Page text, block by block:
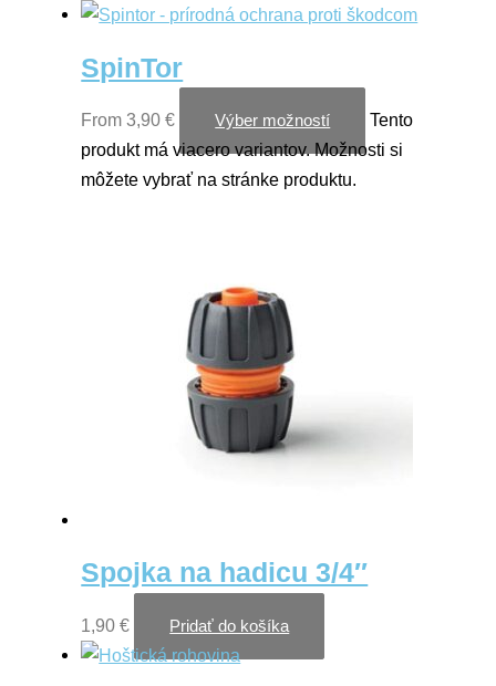
SpinTor
From3,90€ Výber možností
Tento
produkt má viacero variantov. Možnosti si
môžete vybrať na stránke produktu.
Spojka na hadicu 3/4″
1,90€ Pridať do košíka